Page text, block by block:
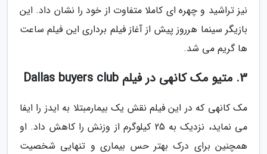
نیز تراشید و چهره ای کاملا متفاوت از خود را نشان داد. این
بازیگر سینما هرروز پیش از آغاز فیلم برداری این فیلم ساعت
ها گریم می شد.
3. متیو مک کانهی در فیلم Dallas buyers club
مک کانهی که در این فیلم نقش یک بیمارمبتلا به ایدز را ایفا
می نماید، نزدیک به 25 کیلوگرم از وزنش را کاهش داد. او
همچنین برای درک بهتر حس بیماری و تنهایی شخصیت